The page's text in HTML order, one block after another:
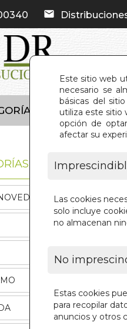
Este sitio web
necesario se
básicas del
utiliza este sitio
opción de
afectar su
Las cookies
solo incluye
no almacenan
No
Estas cookies
para recopilar
anuncios y otros